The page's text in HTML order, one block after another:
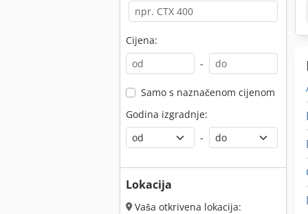
Cijena:
-
Samo s naznačenom cijenom
Godina izgradnje:
-
Lokacija
Vaša otkrivena lokacija: